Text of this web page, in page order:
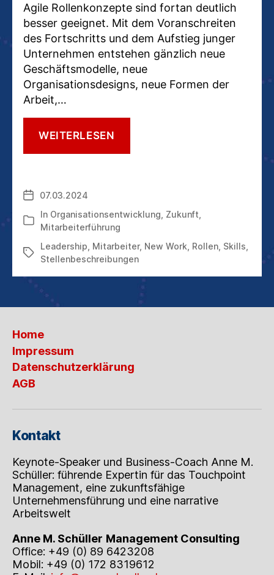
Agile Rollenkonzepte sind fortan deutlich
besser geeignet. Mit dem Voranschreiten
des Fortschritts und dem Aufstieg junger
Unternehmen entstehen gänzlich neue
Geschäftsmodelle, neue
Organisationsdesigns, neue Formen der
Arbeit,…
WEITERLESEN
STATT
STELLEN
Veröffentlichungsdatum
07.03.2024
Kategorien
In Organisationsentwicklung Zukunft
Mitarbeiterführung
Schlagwörter
Leadership Mitarbeiter, New Work Rollen Skills
Stellenbeschreibungen
Home
Impressum
Datenschutzerklärung
AGB
Kontakt
Keynote-Speaker und Business-Coach Anne M.
Schüller: führende Expertin für das Touchpoint
Management, eine zukunftsfähige
Unternehmensführung und eine narrative
Arbeitswelt
Anne M. Schüller Management Consulting
Office: +49 (0) 89 6423208
Mobil: +49 (0) 172 8319612